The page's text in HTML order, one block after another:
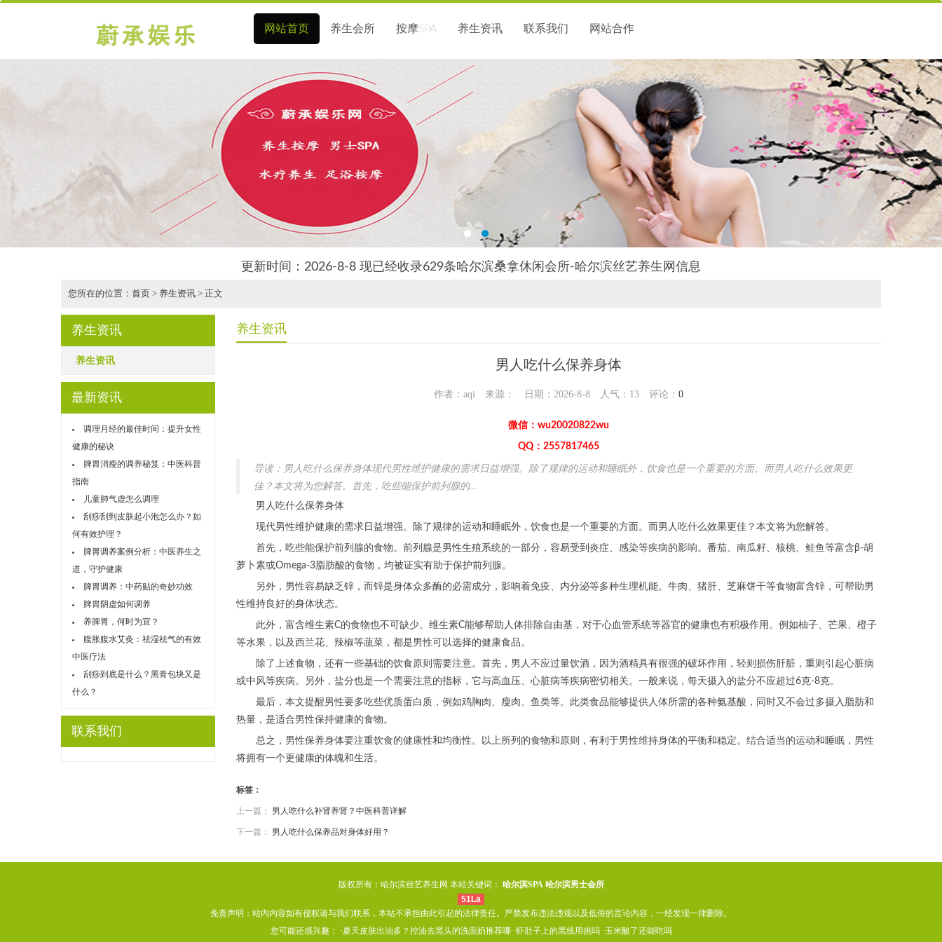
网站首页 养生会所 按摩SPA 养生资讯 联系我们 网站合作
更新时间：2026-8-8 现已经收录629条哈尔滨桑拿休闲会所-哈尔滨丝艺养生网信息
您所在的位置： 首页 > 养生资讯 > 正文
养生资讯
养生资讯
最新资讯
调理月经的最佳时间：提升女性
健康的秘诀
脾胃消瘦的调养秘笈：中医科普
指南
儿童肺气虚怎么调理
刮痧刮到皮肤起小泡怎么办？如
何有效护理？
脾胃调养案例分析：中医养生之
道，守护健康
脾胃调养：中药贴的奇妙功效
脾胃阴虚如何调养
养脾胃，何时为宜？
腹胀腹水艾灸：祛湿祛气的有效
中医疗法
刮痧到底是什么？黑青包块又是
什么？
联系我们
养生资讯
男人吃什么保养身体
作者：aqi 来源： 日期：2026-8-8 人气： 13 评论： 0
微信：wu20020822wu
QQ：2557817465
导读：男人吃什么保养身体现代男性维护健康的需求日益增强。除了规律的运动和睡眠外，饮食也是一个重要的方面。而男人吃什么效果更
佳？本文将为您解答。首先，吃些能保护前列腺的...
男人吃什么保养身体
现代男性维护健康的需求日益增强。除了规律的运动和睡眠外，饮食也是一个重要的方面。而男人吃什么效果更佳？本文将为您解答。
首先，吃些能保护前列腺的食物。前列腺是男性生殖系统的一部分，容易受到炎症、感染等疾病的影响。番茄、南瓜籽、核桃、鲑鱼等富含β-胡
萝卜素或Omega-3脂肪酸的食物，均被证实有助于保护前列腺。
另外，男性容易缺乏锌，而锌是身体众多酶的必需成分，影响着免疫、内分泌等多种生理机能。牛肉、猪肝、芝麻饼干等食物富含锌，可帮助男
性维持良好的身体状态。
此外，富含维生素C的食物也不可缺少。维生素C能够帮助人体排除自由基，对于心血管系统等器官的健康也有积极作用。例如柚子、芒果、橙子
等水果，以及西兰花、辣椒等蔬菜，都是男性可以选择的健康食品。
除了上述食物，还有一些基础的饮食原则需要注意。首先，男人不应过量饮酒，因为酒精具有很强的破坏作用，轻则损伤肝脏，重则引起心脏病
或中风等疾病。另外，盐分也是一个需要注意的指标，它与高血压、心脏病等疾病密切相关。一般来说，每天摄入的盐分不应超过6克-8克。
最后，本文提醒男性要多吃些优质蛋白质，例如鸡胸肉、瘦肉、鱼类等。此类食品能够提供人体所需的各种氨基酸，同时又不会过多摄入脂肪和
热量，是适合男性保持健康的食物。
总之，男性保养身体要注重饮食的健康性和均衡性。以上所列的食物和原则，有利于男性维持身体的平衡和稳定。结合适当的运动和睡眠，男性
将拥有一个更健康的体魄和生活。
标签：
上一篇： 男人吃什么补肾养肾？中医科普详解
下一篇： 男人吃什么保养品对身体好用？
版权所有：哈尔滨丝艺养生网 本站关键词： 哈尔滨SPA 哈尔滨男士会所
51La
免责声明：站内内容如有侵权请与我们联系，本站不承担由此引起的法律责任。严禁发布违法违规以及低俗的言论内容，一经发现一律删除。
您可能还感兴趣： ·夏天皮肤出油多？控油去黑头的洗面奶推荐哪·虾肚子上的黑线用挑吗·玉米酸了还能吃吗